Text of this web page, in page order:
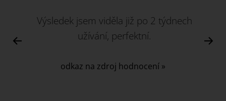
Výsledek jsem viděla již po 2 týdnech
užívání, perfektní.
odkaz na zdroj hodnocení »